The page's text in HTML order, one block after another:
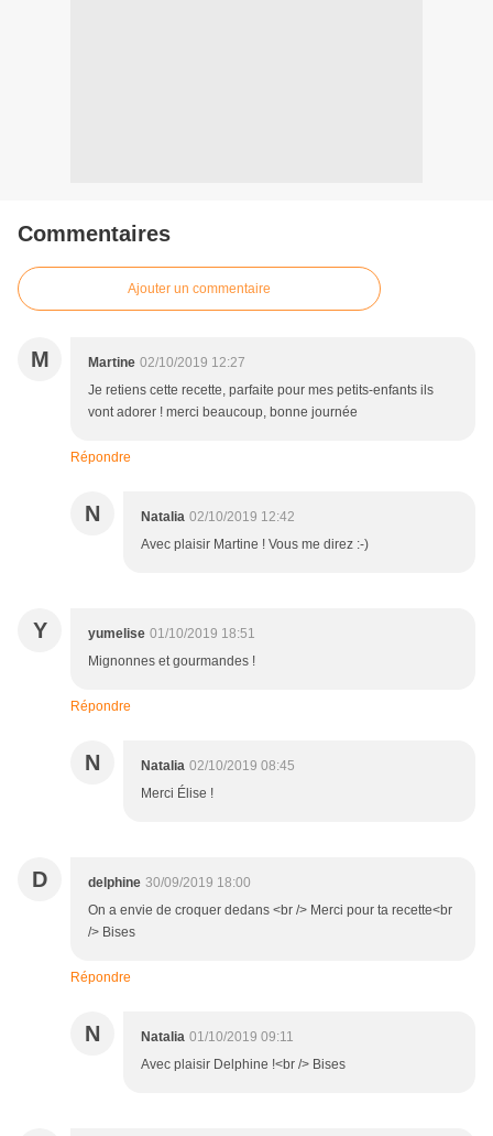
Commentaires
Ajouter un commentaire
M Martine 02/10/2019 12:27
Je retiens cette recette, parfaite pour mes petits-enfants ils
vont adorer ! merci beaucoup, bonne journée
Répondre
N Natalia 02/10/2019 12:42
Avec plaisir Martine ! Vous me direz :-)
Y yumelise 01/10/2019 18:51
Mignonnes et gourmandes !
Répondre
N Natalia 02/10/2019 08:45
Merci Élise !
D delphine 30/09/2019 18:00
On a envie de croquer dedans <br /> Merci pour ta recette<br
/> Bises
Répondre
N Natalia 01/10/2019 09:11
Avec plaisir Delphine !<br /> Bises